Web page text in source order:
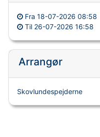
Fra18-07-2026 08:58
Til 26-07-2026 16:58
Arrangør
Skovlundespejderne